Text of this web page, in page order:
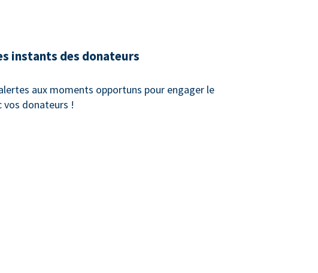
instants des donateurs
aux moments opportuns pour engager le
vos donateurs !